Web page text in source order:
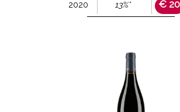
2020 13%° € 20